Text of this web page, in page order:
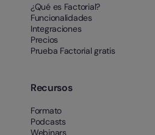
¿Qué es Factorial?
Funcionalidades
Integraciones
Precios
Prueba Factorial gratis
Recursos
Formato
Podcasts
Webinars